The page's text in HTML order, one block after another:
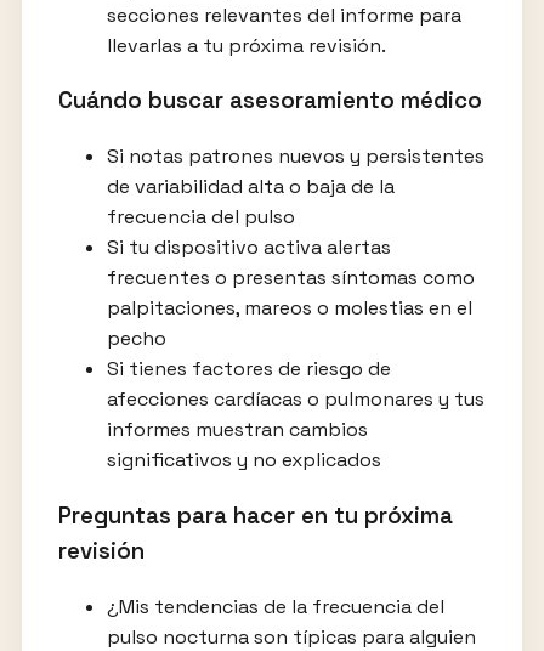
secciones relevantes del informe para
llevarlas a tu próxima revisión.
Cuándo buscar asesoramiento médico
Si notas patrones nuevos y persistentes
de variabilidad alta o baja de la
frecuencia del pulso
Si tu dispositivo activa alertas
frecuentes o presentas síntomas como
palpitaciones, mareos o molestias en el
pecho
Si tienes factores de riesgo de
afecciones cardíacas o pulmonares y tus
informes muestran cambios
significativos y no explicados
Preguntas para hacer en tu próxima
revisión
¿Mis tendencias de la frecuencia del
pulso nocturna son típicas para alguien